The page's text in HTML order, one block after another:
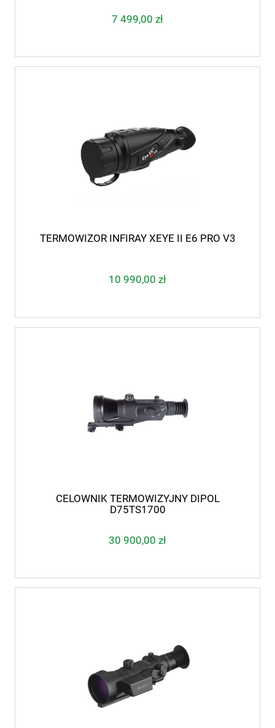
7 499,00 zł
TERMOWIZOR INFIRAY XEYE II E6 PRO V3
10 990,00 zł
CELOWNIK TERMOWIZYJNY DIPOL
D75TS1700
30 900,00 zł